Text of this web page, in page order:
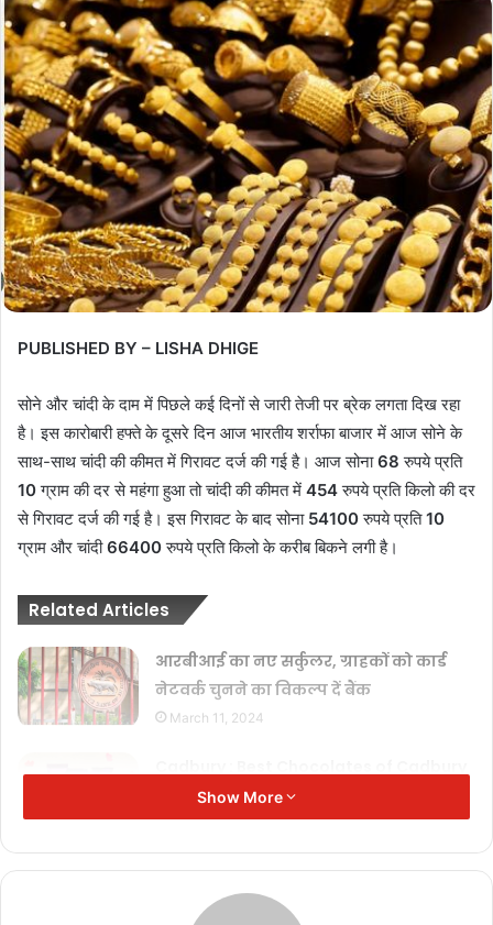
PUBLISHED BY – LISHA DHIGE
सोने और चांदी के दाम में पिछले कई दिनों से जारी तेजी पर ब्रेक लगता दिख रहा
है। इस कारोबारी हफ्ते के दूसरे दिन आज भारतीय शर्राफा बाजार में आज सोने के
साथ-साथ चांदी की कीमत में गिरावट दर्ज की गई है। आज सोना68 रुपये प्रति
10ग्राम की दर से महंगा हुआ तो चांदी की कीमत में 454रुपये प्रति किलो की दर
से गिरावट दर्ज की गई है। इस गिरावट के बाद सोना54100रुपये प्रति10
ग्राम और चांदी66400रुपये प्रति किलो के करीब बिकने लगी है।
Related Articles
आरबीआई का नए सर्कुलर, ग्राहकों को कार्ड
नेटवर्क चुनने का विकल्प दें बैंक
March 11, 2024
January 2, 2024
Samsung Galaxy A34: Samsung के 2
सबसे धाकड़ स्मार्टफोन्स ने पुरे मार्केट में मचाई
Show More